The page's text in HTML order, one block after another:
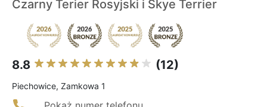
Czarny Terier Rosyjski i Skye Terrier
8.8 (12)
Piechowice, Zamkowa 1